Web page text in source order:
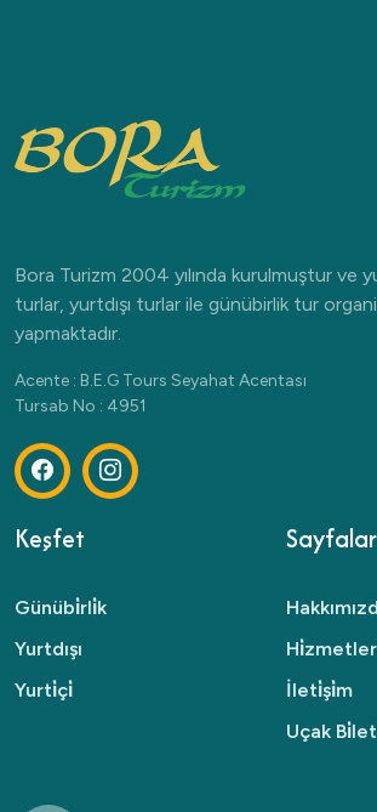
Bora Turizm 2004 yılında kurulmuştur ve
turlar, yurtdışı turlar ile günübirlik tur
yapmaktadır.
Acente : B.E.G Tours Seyahat Acentası
Tursab No : 4951
Keşfet
Günübi̇rli̇k
Yurtdışı
Yurti̇çi̇
Sayfalar
İleti̇şi̇m
Uçak